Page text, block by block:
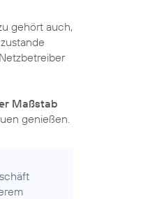
gehört auch,
Maßstab
genießen.